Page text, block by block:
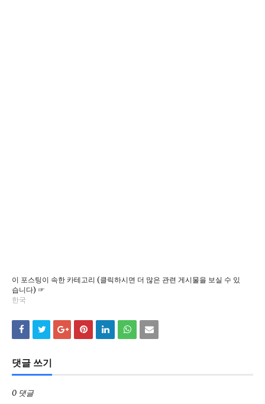
이 포스팅이 속한 카테고리 (클릭하시면 더 많은 관련 게시물을 보실 수 있
습니다) ☞
한국
댓글 쓰기
0 댓글